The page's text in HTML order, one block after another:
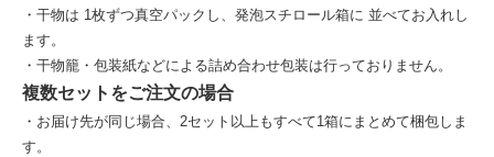
・干物は 1枚ずつ真空パックし、発泡スチロール箱に 並べてお入れし
ます。
・干物籠・包装紙などによる詰め合わせ包装は行っておりません。
複数セットをご注文の場合
・お届け先が同じ場合、2セット以上もすべて1箱にまとめて梱包しま
す。